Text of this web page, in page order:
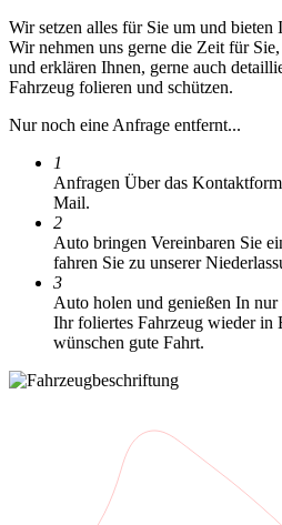
Wir setzen alles für Sie um und
Wir nehmen uns gerne die Zeit für
und erklären Ihnen, gerne auch
Fahrzeug folieren und schützen.
Nur noch eine Anfrage entfernt...
1
Anfragen Über das
Mail.
2
Auto bringen Vereinbaren Sie
fahren Sie zu unserer
3
Auto holen und genießen In nur
Ihr foliertes Fahrzeug wieder in
wünschen gute Fahrt.